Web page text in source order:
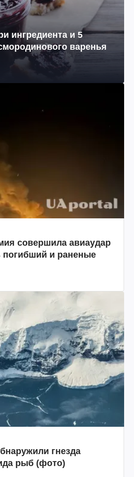
ингредиента и 5
варенья
совершила авиаудар
погибший и раненые
гнезда
рыб (фото)